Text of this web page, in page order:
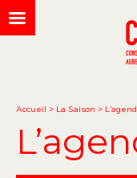
Accueil > La Saison >